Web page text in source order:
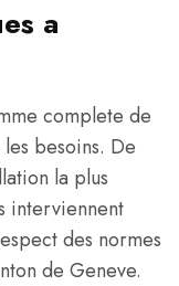
a
complete de
besoins. De
la plus
interviennent
des normes
de Geneve.